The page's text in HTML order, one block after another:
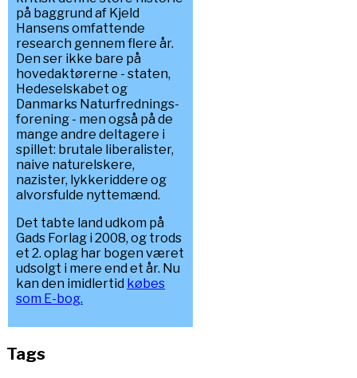
på baggrund af Kjeld
Hansens omfattende
research gennem flere år.
Den ser ikke bare på
hovedaktørerne - staten,
Hedeselskabet og
Danmarks Naturfrednings-
forening - men også på de
mange andre deltagere i
spillet: brutale liberalister,
naive naturelskere,
nazister, lykkeriddere og
alvorsfulde nyttemænd.
Det tabte land udkom på
Gads Forlag i 2008, og trods
et 2. oplag har bogen været
udsolgt i mere end et år. Nu
kan den imidlertid købes
som E-bog.
Tags